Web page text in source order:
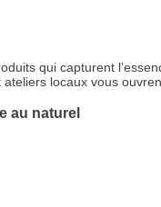
qui capturent
locaux vous
au naturel